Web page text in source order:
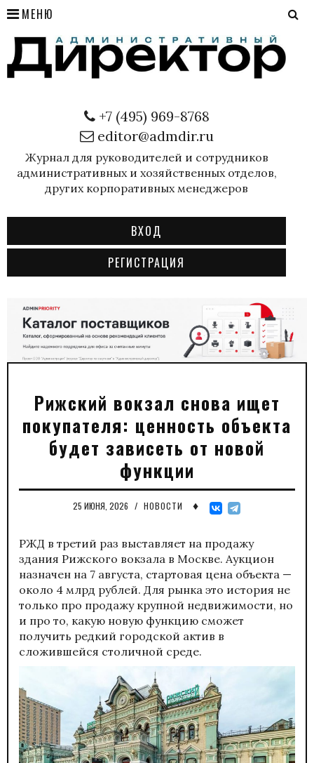
МЕНЮ
+7 (495) 969-8768
editor@admdir.ru
Журнал для руководителей и сотрудников
административных и хозяйственных отделов,
других корпоративных менеджеров
ВХОД
РЕГИСТРАЦИЯ
Рижский вокзал снова ищет
покупателя: ценность объекта
будет зависеть от новой
функции
25 ИЮНЯ, 2026 / НОВОСТИ ♦
РЖД в третий раз выставляет на продажу
здания Рижского вокзала в Москве. Аукцион
назначен на 7 августа, стартовая цена объекта —
около 4 млрд рублей. Для рынка это история не
только про продажу крупной недвижимости, но
и про то, какую новую функцию сможет
получить редкий городской актив в
сложившейся столичной среде.